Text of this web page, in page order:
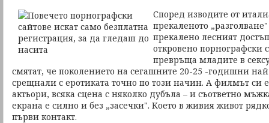
Според изводите от
прекаленото
прекалено лесният
откровено порнографски
превръща младите в
смятат, че поколението на сегашните 20-25 -годишни
срещнали с еротиката точно по този начин. А филмът си
актьори, всяка сцена с няколко дубъла – и съответно
екрана е силно и без „засечки". Което в живия живот
първи контакт.